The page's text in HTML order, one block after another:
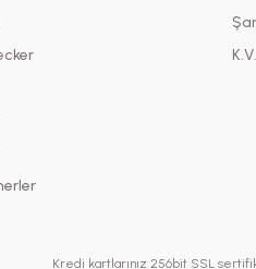
Kredi kartlarınız 256bit SSL